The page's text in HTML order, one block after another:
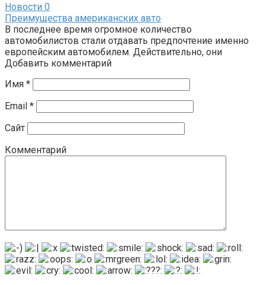
Новости 0
Преимущества американских авто
В последнее время огромное количество
автомобилистов стали отдавать предпочтение именно
европейским автомобилем. Действительно, они
Добавить комментарий
Имя *
Email *
Сайт
Комментарий